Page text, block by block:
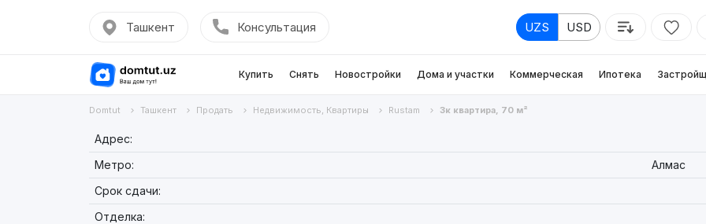
Ташкент Консультация UZS USD
Купить Снять Новостройки Дома и участки Коммерческая Ипотека
Domtut Ташкент Продать Недвижимость, Квартиры Rustam 3к квартира, 70 м²
Адрес:
Метро:
Алмас
Срок сдачи:
Отделка: